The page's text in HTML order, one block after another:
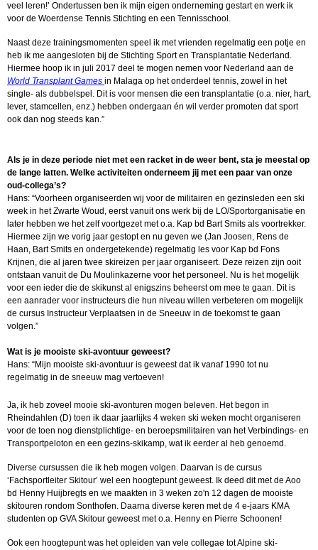
veel leren!’ Ondertussen ben ik mijn eigen onderneming gestart en werk ik
voor de Woerdense Tennis Stichting en een Tennisschool.
Naast deze trainingsmomenten speel ik met vrienden regelmatig een potje en
heb ik me aangesloten bij de Stichting Sport en Transplantatie Nederland.
Hiermee hoop ik in juli 2017 deel te mogen nemen voor Nederland aan de
World Transplant Games in Malaga op het onderdeel tennis, zowel in het
single- als dubbelspel. Dit is voor mensen die een transplantatie (o.a. nier, hart,
lever, stamcellen, enz.) hebben ondergaan én wil verder promoten dat sport
ook dan nog steeds kan.”
Als je in deze periode niet met een racket in de weer bent, sta je meestal op
de lange latten. Welke activiteiten onderneem jij met een paar van onze
oud-collega’s?
Hans: “Voorheen organiseerden wij voor de militairen en gezinsleden een ski
week in het Zwarte Woud, eerst vanuit ons werk bij de LO/Sportorganisatie en
later hebben we het zelf voortgezet met o.a. Kap bd Bart Smits als voortrekker.
Hiermee zijn we vorig jaar gestopt en nu geven we (Jan Joosen, Rens de
Haan, Bart Smits en ondergetekende) regelmatig les voor Kap bd Fons
Krijnen, die al jaren twee skireizen per jaar organiseert. Deze reizen zijn ooit
ontstaan vanuit de Du Moulinkazerne voor het personeel. Nu is het mogelijk
voor een ieder die de skikunst al enigszins beheerst om mee te gaan. Dit is
een aanrader voor instructeurs die hun niveau willen verbeteren om mogelijk
de cursus Instructeur Verplaatsen in de Sneeuw in de toekomst te gaan
volgen.”
Wat is je mooiste ski-avontuur geweest?
Hans: “Mijn mooiste ski-avontuur is geweest dat ik vanaf 1990 tot nu
regelmatig in de sneeuw mag vertoeven!
Ja, ik heb zoveel mooie ski-avonturen mogen beleven. Het begon in
Rheindahlen (D) toen ik daar jaarlijks 4 weken ski weken mocht organiseren
voor de toen nog dienstplichtige- en beroepsmilitairen van het Verbindings- en
Transportpeloton en een gezins-skikamp, wat ik eerder al heb genoemd.
Diverse cursussen die ik heb mogen volgen. Daarvan is de cursus
‘Fachsportleiter Skitour’ wel een hoogtepunt geweest. Ik deed dit met de Aoo
bd Henny Huijbregts en we maakten in 3 weken zo'n 12 dagen de mooiste
skitouren rondom Sonthofen. Daarna diverse keren met de 4 e-jaars KMA
studenten op GVA Skitour geweest met o.a. Henny en Pierre Schoonen!
Ook een hoogtepunt was het opleiden van vele collegae tot Alpine ski-